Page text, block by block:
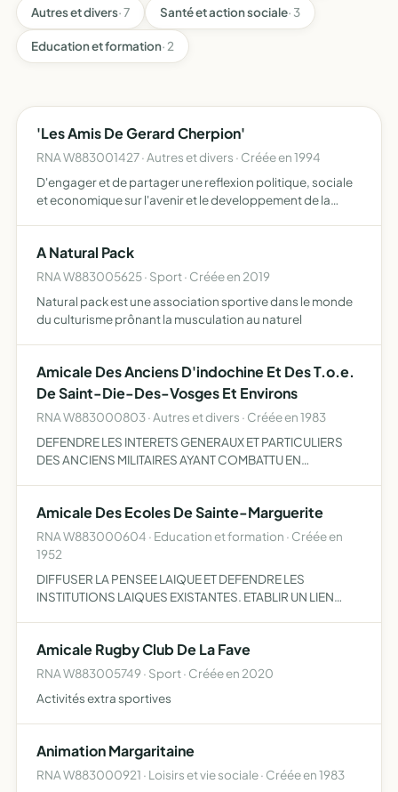
Autres et divers· 7 Santé et action sociale· 3
Education et formation· 2
'Les Amis De Gerard Cherpion'
RNA W883001427 · Autres et divers · Créée en 1994
D'engager et de partager une reflexion politique, sociale
et economique sur l'avenir et le developpement de la
A Natural Pack
RNA W883005625 · Sport · Créée en 2019
Natural pack est une association sportive dans le monde
du culturisme prônant la musculation au naturel
Amicale Des Anciens D'indochine Et Des T.o.e.
De Saint-Die-Des-Vosges Et Environs
RNA W883000803 · Autres et divers · Créée en 1983
DEFENDRE LES INTERETS GENERAUX ET PARTICULIERS
DES ANCIENS MILITAIRES AYANT COMBATTU EN
TOMBES GLORIEU
Amicale Des Ecoles De Sainte-Marguerite
RNA W883000604 · Education et formation · Créée en
1952
DIFFUSER LA PENSEE LAIQUE ET DEFENDRE LES
INSTITUTIONS LAIQUES EXISTANTES. ETABLIR UN LIEN
UN LIEN LES FAMILLES ET L'ECOL…
Amicale Rugby Club De La Fave
RNA W883005749 · Sport · Créée en 2020
Activités extra sportives
Animation Margaritaine
RNA W883000921 · Loisirs et vie sociale · Créée en 1983